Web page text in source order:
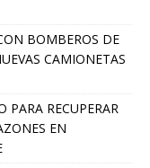
BOMBEROS DE
CAMIONETAS
PARA RECUPERAR
EN